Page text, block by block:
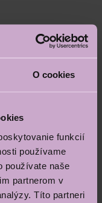
O cookies
funkcií
používame
používate naše
partnerom v
Títo partneri